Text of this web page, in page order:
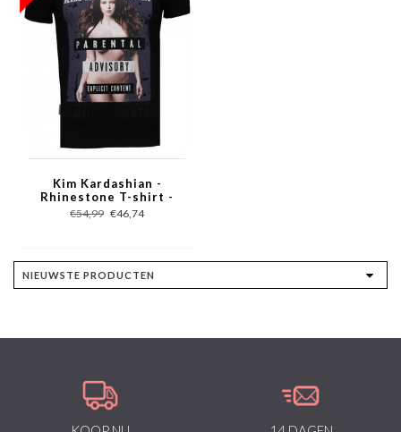
Kim Kardashian -
Rhinestone T-shirt -
Zwart
€54,99 €46,74